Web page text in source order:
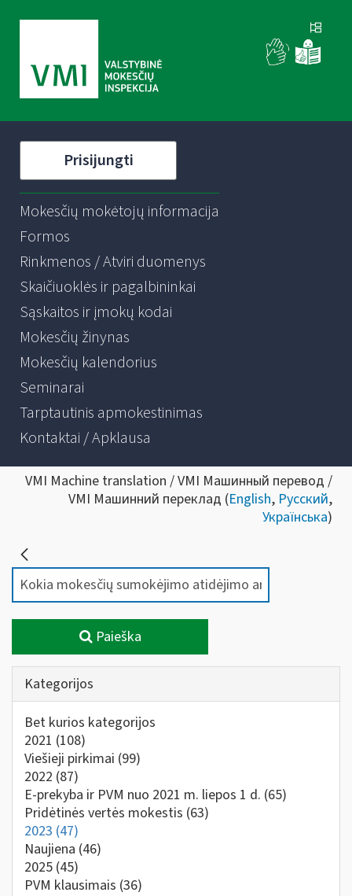
Prisijungti
Mokesčių mokėtojų informacija
Formos
Rinkmenos / Atviri duomenys
Skaičiuoklės ir pagalbininkai
Sąskaitos ir įmokų kodai
Mokesčių žinynas
Mokesčių kalendorius
Seminarai
Tarptautinis apmokestinimas
Kontaktai / Apklausa
VMI Machine translation / VMI Машинный перевод /
VMI Машинний переклад (English, Русский,
Українська)
Paieška
Kategorijos
Bet kurios kategorijos
2021 (108)
Viešieji pirkimai (99)
2022 (87)
E-prekyba ir PVM nuo 2021 m. liepos 1 d. (65)
Pridėtinės vertės mokestis (63)
2023 (47)
Naujiena (46)
2025 (45)
PVM klausimais (36)